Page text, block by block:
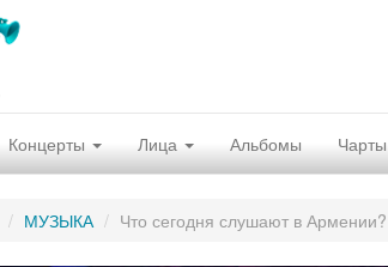
Концерты Лица Альбомы Чарты
МУЗЫКА Что сегодня слушают в Армении?